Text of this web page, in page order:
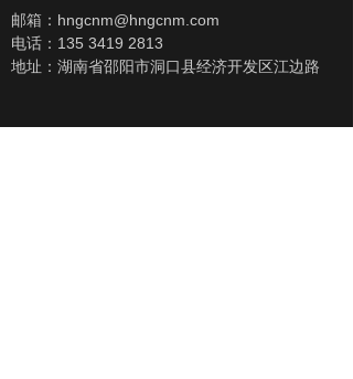
邮箱：hngcnm@hngcnm.com
电话：135 3419 2813
地址：湖南省邵阳市洞口县经济开发区江边路